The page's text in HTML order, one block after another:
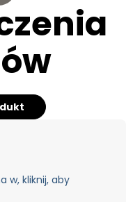
w, kliknij, aby